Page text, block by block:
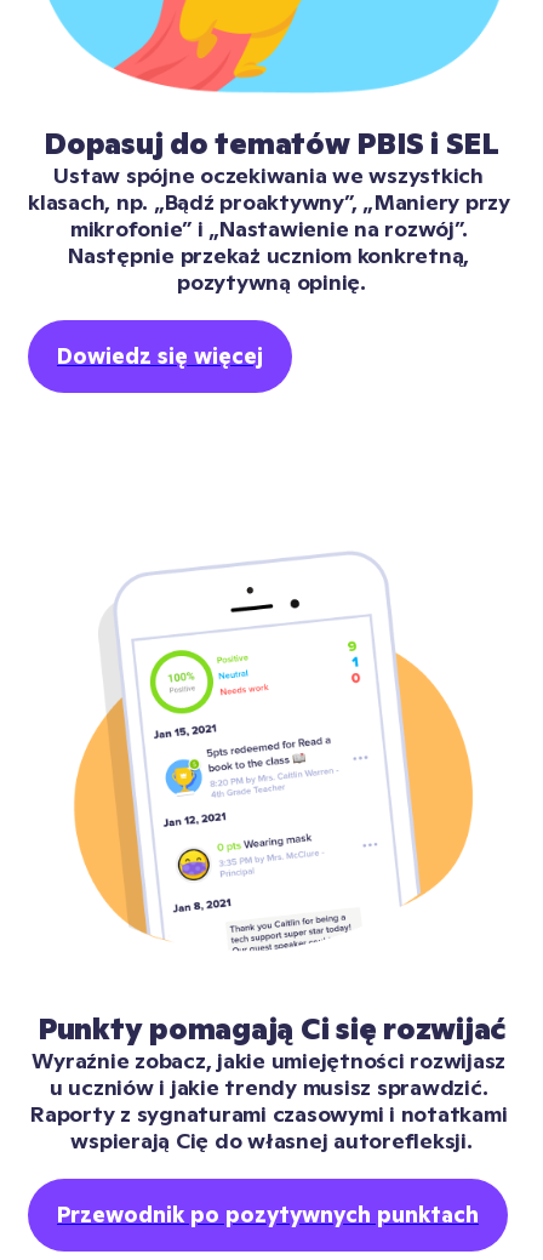
Dopasuj do tematów PBIS i SEL
Ustaw spójne oczekiwania we wszystkich
klasach, np. „Bądź proaktywny”, „Maniery przy
mikrofonie” i „Nastawienie na rozwój”.
Następnie przekaż uczniom konkretną,
pozytywną opinię.
Dowiedz się więcej
Punkty pomagają Ci się rozwijać
Wyraźnie zobacz, jakie umiejętności rozwijasz
u uczniów i jakie trendy musisz sprawdzić.
Raporty z sygnaturami czasowymi i notatkami
wspierają Cię do własnej autorefleksji.
Przewodnik po pozytywnych punktach